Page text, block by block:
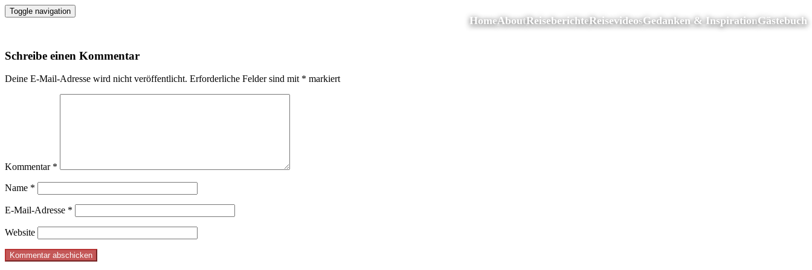
Toggle navigation
HomeAboutReiseberichteReisevideosGedanken & InspirationGästebuch
Schreibe einen Kommentar
Deine E-Mail-Adresse wird nicht veröffentlicht. Erforderliche Felder sind mit * markiert
Kommentar *
Name *
E-Mail-Adresse *
Website